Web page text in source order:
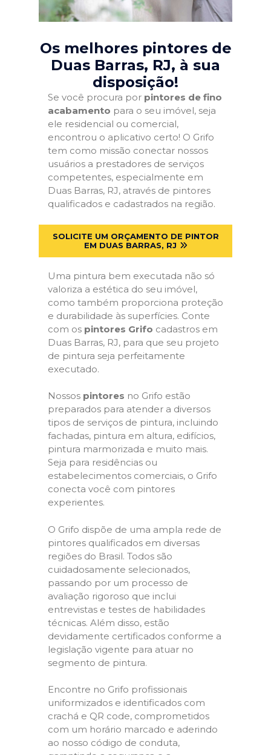
Os melhores pintores de
Duas Barras, RJ, à sua
disposição!
Se você procura por pintores de fino
acabamento para o seu imóvel, seja
ele residencial ou comercial,
encontrou o aplicativo certo! O Grifo
tem como missão conectar nossos
usuários a prestadores de serviços
competentes, especialmente em
Duas Barras, RJ, através de pintores
qualificados e cadastrados na região.
SOLICITE UM ORÇAMENTO DE PINTOR
EM DUAS BARRAS, RJ
Uma pintura bem executada não só
valoriza a estética do seu imóvel,
como também proporciona proteção
e durabilidade às superfícies. Conte
com os pintores Grifo cadastros em
Duas Barras, RJ, para que seu projeto
de pintura seja perfeitamente
executado.
Nossos pintores no Grifo estão
preparados para atender a diversos
tipos de serviços de pintura, incluindo
fachadas, pintura em altura, edifícios,
pintura marmorizada e muito mais.
Seja para residências ou
estabelecimentos comerciais, o Grifo
conecta você com pintores
experientes.
O Grifo dispõe de uma ampla rede de
pintores qualificados em diversas
regiões do Brasil. Todos são
cuidadosamente selecionados,
passando por um processo de
avaliação rigoroso que inclui
entrevistas e testes de habilidades
técnicas. Além disso, estão
devidamente certificados conforme a
legislação vigente para atuar no
segmento de pintura.
Encontre no Grifo profissionais
uniformizados e identificados com
crachá e QR code, comprometidos
com um horário marcado e aderindo
ao nosso código de conduta,